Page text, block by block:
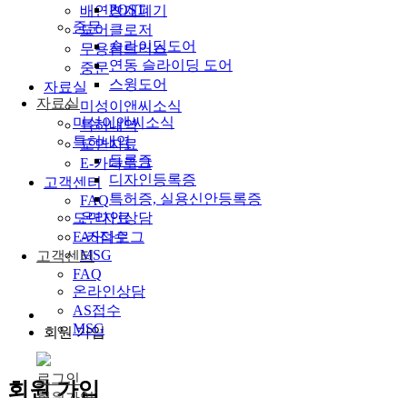
POST
중문
슬라이딩도어
연동 슬라이딩 도어
스윙도어
자료실
미성이앤씨소식
특허내역
등록증
디자인등록증
특허증, 실용신안등록증
도면자료
E-카다로그
고객센터
FAQ
온라인상담
AS접수
MSG
로그인
배연창개폐기
도어클로저
무용접트러스
중문
자료실
미성이앤씨소식
특허내역
도면자료
E-카다로그
고객센터
FAQ
온라인상담
AS접수
MSG
회원 가입
회원 가입